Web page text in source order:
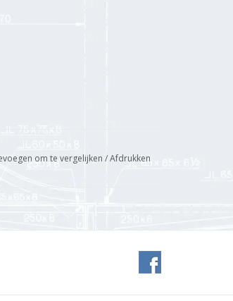
om te vergelijken /Afdrukken